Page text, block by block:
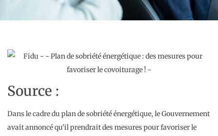
Source :
Dans le cadre du plan de sobriété énergétique, le Gouvernement
avait annoncé qu’il prendrait des mesures pour favoriser le